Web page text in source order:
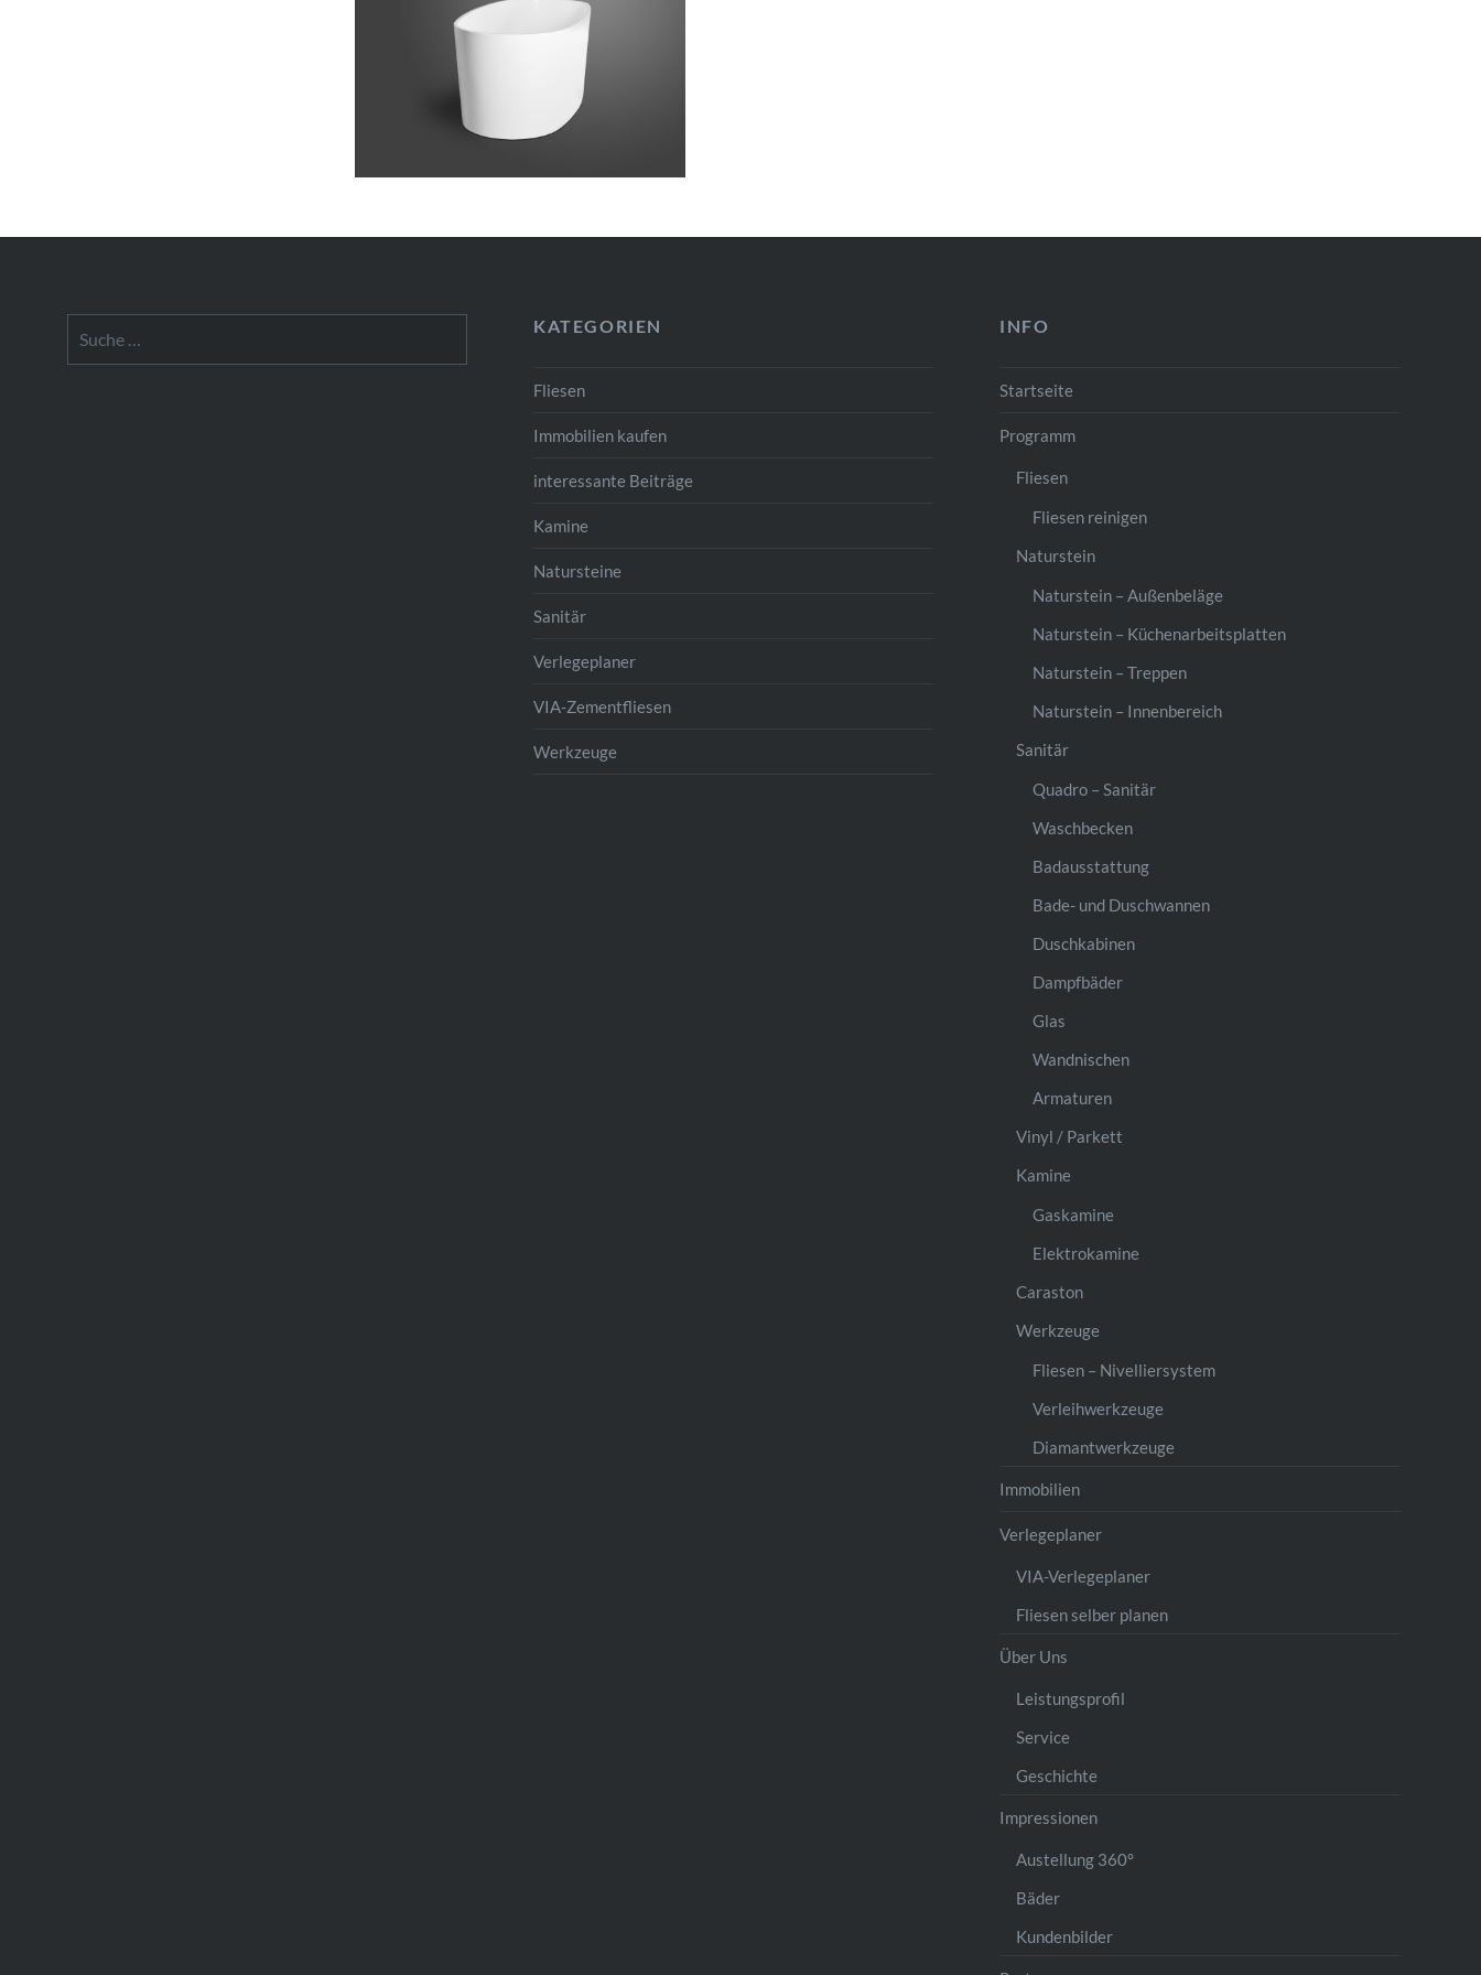
nach:
KATEGORIEN
Fliesen
Immobilien kaufen
interessante Beiträge
Kamine
Natursteine
Sanitär
Verlegeplaner
VIA-Zementfliesen
Werkzeuge
INFO
Startseite
Programm
Fliesen
Fliesen reinigen
Naturstein
Naturstein – Außenbeläge
Naturstein – Küchenarbeitsplatten
Naturstein – Treppen
Naturstein – Innenbereich
Sanitär
Quadro – Sanitär
Waschbecken
Badausstattung
Bade- und Duschwannen
Duschkabinen
Dampfbäder
Glas
Wandnischen
Armaturen
Vinyl / Parkett
Kamine
Gaskamine
Elektrokamine
Caraston
Werkzeuge
Fliesen – Nivelliersystem
Verleihwerkzeuge
Diamantwerkzeuge
Immobilien
Verlegeplaner
VIA-Verlegeplaner
Fliesen selber planen
Über Uns
Leistungsprofil
Service
Geschichte
Impressionen
Austellung 360°
Bäder
Kundenbilder